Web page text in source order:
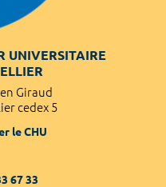
UNIVERSITAIRE
Giraud
cedex 5
le CHU
67 33